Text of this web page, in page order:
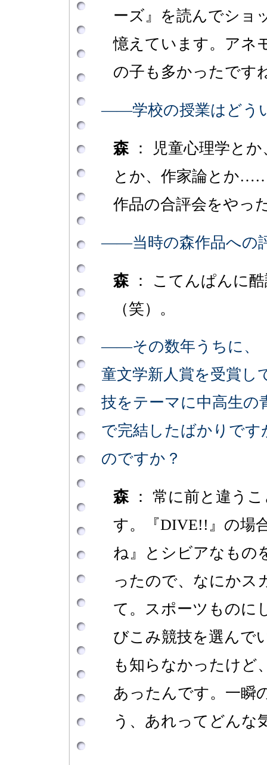
ーズ』を読んでショ
憶えています。アネ
の子も多かったです
――学校の授業はどう
森 ： 児童心理学と
とか、作家論とか
作品の合評会をやっ
――当時の森作品への
森 ： こてんぱんに
（笑）。
――その数年うちに、
童文学新人賞を受賞し
技をテーマに中高生の
で完結したばかりで
のですか？
森： 常に前と違う
す。『DIVE!!』の場
ね』とシビアなもの
ったので、なにかス
て。スポーツものに
びこみ競技を選んで
も知らなかったけど
あったんです。一瞬
う、あれってどんな